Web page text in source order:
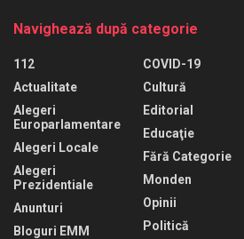
Navighează după categorie
112
Actualitate
Alegeri
Europarlamentare
Alegeri Locale
Alegeri
Prezidentiale
Anunturi
Bloguri EMM
COVID-19
Cultură
Editorial
Educaţie
Fără Categorie
Monden
Opinii
Politică